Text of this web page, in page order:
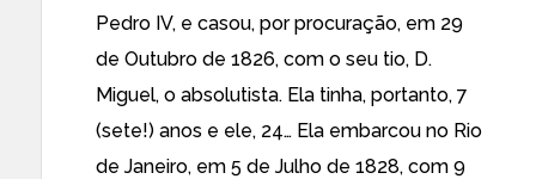
Pedro IV, e casou, por procuração, em 29
de Outubro de 1826, com o seu tio, D.
Miguel, o absolutista. Ela tinha, portanto, 7
(sete!) anos e ele, 24… Ela embarcou no Rio
de Janeiro, em 5 de Julho de 1828, com 9